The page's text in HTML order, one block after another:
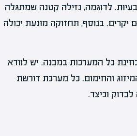
לדוגמה, נזילה קטנה שמתגלה
יקרים. בנוסף, תחזוקה מונעת יכולה
כל המערכות במבנה. יש לוודא
והחימום. כל מערכת דורשת
וכיצד.